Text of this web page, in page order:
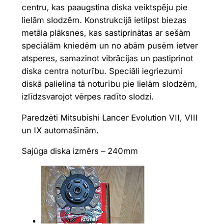
centru, kas paaugstina diska veiktspēju pie
lielām slodzēm. Konstrukcijā ietilpst biezas
metāla plāksnes, kas sastiprinātas ar sešām
speciālām kniedēm un no abām pusēm ietver
atsperes, samazinot vibrācijas un pastiprinot
diska centra noturību. Speciāli iegriezumi
diskā palielina tā noturību pie lielām slodzēm,
izlīdzsvarojot vērpes radīto slodzi.
Paredzēti Mitsubishi Lancer Evolution VII, VIII
un IX automašīnām.
Sajūga diska izmērs – 240mm